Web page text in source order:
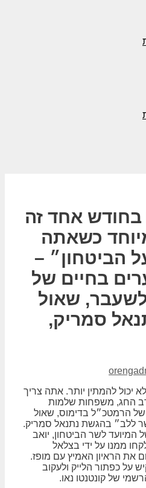
בחודש אחד זה
כשאתה
הביטחון״ –
בחיים של
שאול
סמריק,
יכול להמתין יותר. אתה צריך
החג, משפחות שלמות
הרמטכ״ל בדימוס, שאול
ללב״ בהגשת נתנאל סמריק.
לשר הביטחון, יואב
ממנו על ידי בצלאל
את הראיון האמיץ עם מופז.
על כפתור הלייק ולעקוב
של קונטנטו נאו.